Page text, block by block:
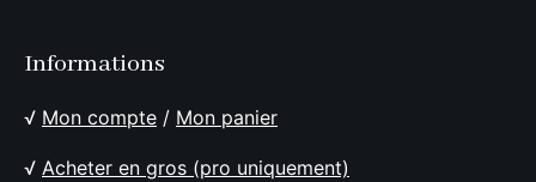
Informations
√ Mon compte / Mon panier
√ Acheter en gros (pro uniquement)